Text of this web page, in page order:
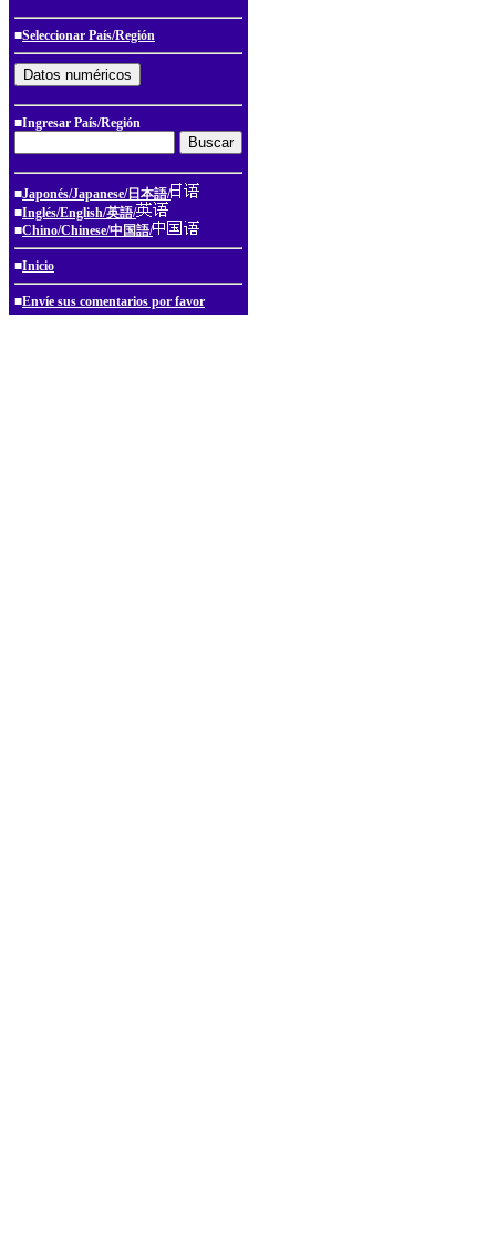
■Seleccionar País/Región
■Ingresar País/Región
■Japonés/Japanese/日本語/
■Inglés/English/英語/
■Chino/Chinese/中国語/
■Inicio
■Envíe sus comentarios por favor